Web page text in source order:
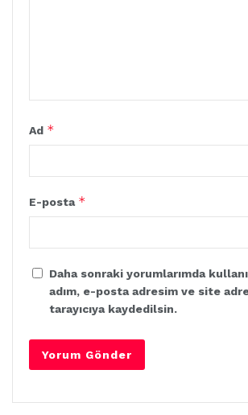
Ad *
E-posta *
Daha sonraki yorumlarımda
adım, e-posta adresim ve site
tarayıcıya kaydedilsin.